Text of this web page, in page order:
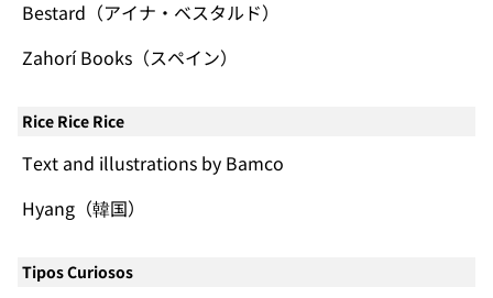
Bestard（アイナ・ベスタルド）
Zahorí Books（スペイン）
Rice Rice Rice
Text and illustrations by Bamco
Hyang（韓国）
Tipos Curiosos